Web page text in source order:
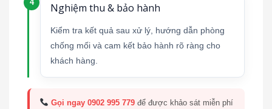
Nghiệm thu & bảo hành
Kiểm tra kết quả sau xử lý, hướng dẫn phòng
chống mối và cam kết bảo hành rõ ràng cho
khách hàng.
Gọi ngay 0902 995 779để được khảo sát miễn phí